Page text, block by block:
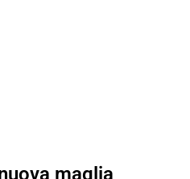
maglia